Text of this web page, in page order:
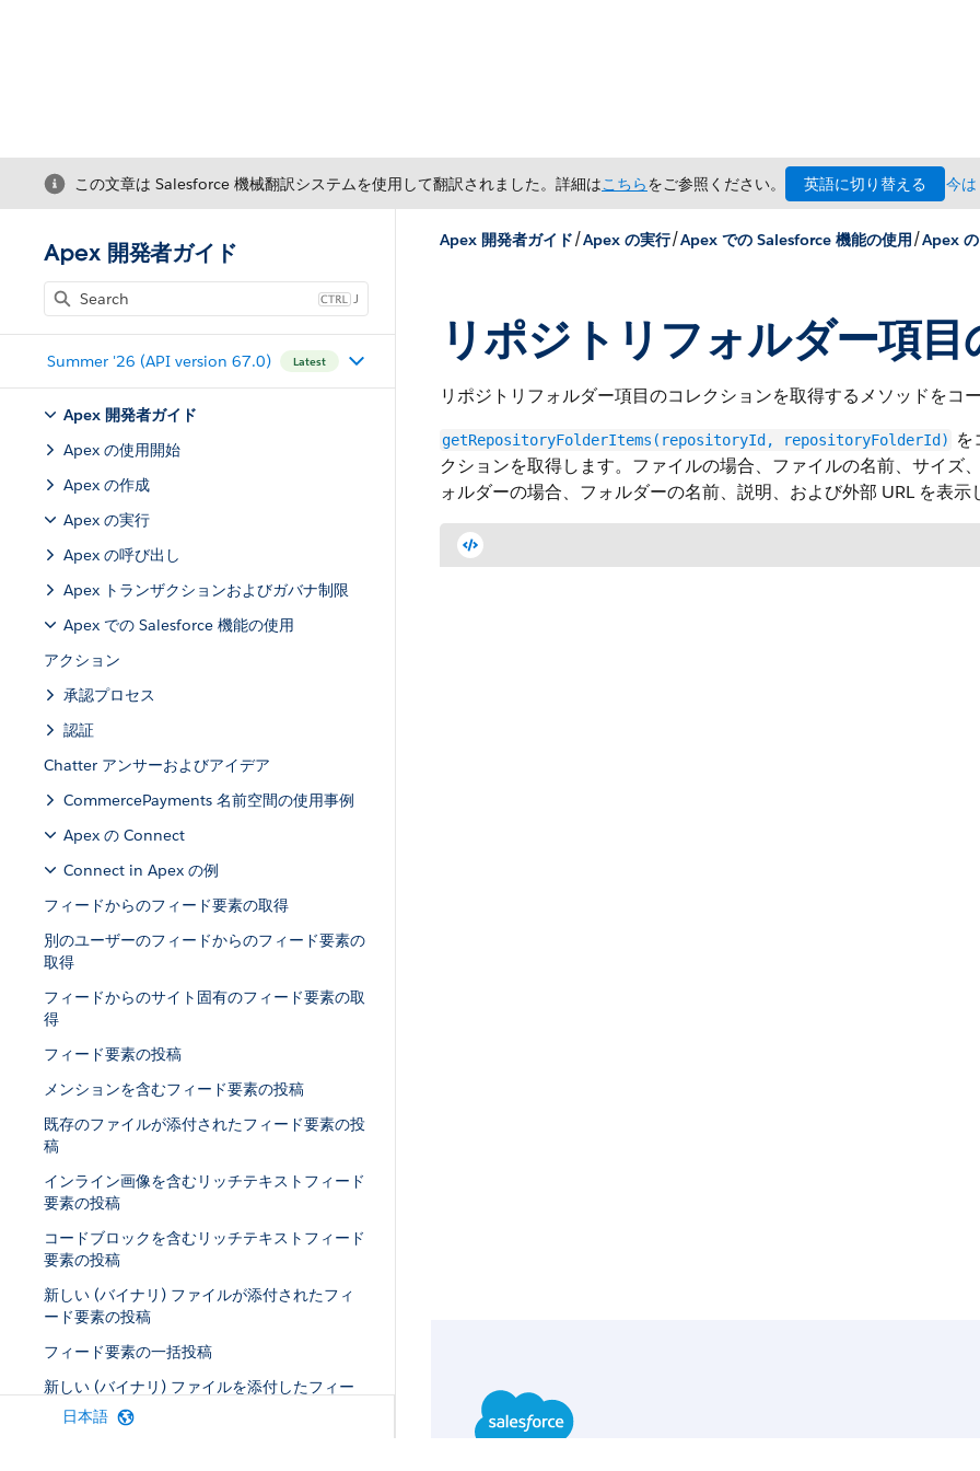
この文章は Salesforce 機械翻訳システムを使用して翻訳されました。詳細はこちらをご参照ください。 英語に切り替える 今
Apex 開発者ガイド
J
Summer '26 (API version 67.0) Latest
Apex 開発者ガイド
Apex の使用開始
Apex の作成
Apex の実行
Apex の呼び出し
Apex トランザクションおよびガバナ制限
Apex での Salesforce 機能の使用
アクション
承認プロセス
認証
Chatter アンサーおよびアイデア
CommercePayments 名前空間の使用事例
Apex の Connect
Connect in Apex の例
フィードからのフィード要素の取得
別のユーザーのフィードからのフィード要素の
取得
フィードからのサイト固有のフィード要素の取
得
フィード要素の投稿
メンションを含むフィード要素の投稿
既存のファイルが添付されたフィード要素の投
稿
インライン画像を含むリッチテキストフィード
要素の投稿
コードブロックを含むリッチテキストフィード
要素の投稿
新しい (バイナリ) ファイルが添付されたフィ
ード要素の投稿
フィード要素の一括投稿
新しい (バイナリ) ファイルを添付したフィー
ド要素の一括投稿
日本語
Apex 開発者ガイド/Apex の実行/Apex での Salesforce 機能の使用/Apex
リポジトリフォルダー項目
リポジトリフォルダー項目のコレクションを取得するメソッドをコ
getRepositoryFolderItems(repositoryId, repositoryFolderId)
クションを取得します。ファイルの場合、ファイルの名前、サイズ
ォルダーの場合、フォルダーの名前、説明、および外部 URL を表示